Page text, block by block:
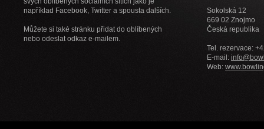
například Facebook, Twitter a spousta dalších.
Můžete si také stránku přidat do oblíbených
nebo odeslat odkaz e-mailem.
Sokolská 12
669 02 Znojmo
Česká republika
Tel. rezervace:
E-mail:
Web: